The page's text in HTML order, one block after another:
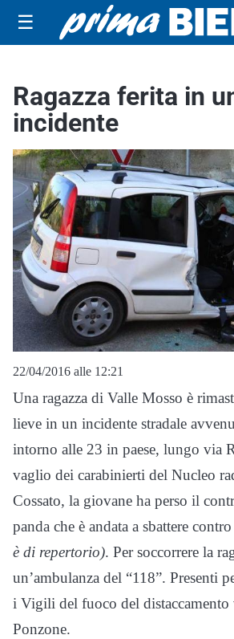
☰
Ragazza ferita in
incidente
22/04/2016 alle 12:21
Una ragazza di Valle Mosso è
lieve in un incidente stradale
intorno alle 23 in paese, lungo via
vaglio dei carabinierti del Nucleo
Cossato, la giovane ha perso il
panda che è andata a sbattere
è di repertorio). Per soccorrere la
un’ambulanza del “118”. Presenti
i Vigili del fuoco del
Ponzone.